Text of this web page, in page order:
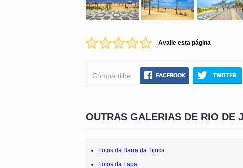
Avalie esta página
Compartilhe
OUTRAS GALERIAS DE RIO DE
Fotos da Barra da Tijuca
Fotos da Lapa